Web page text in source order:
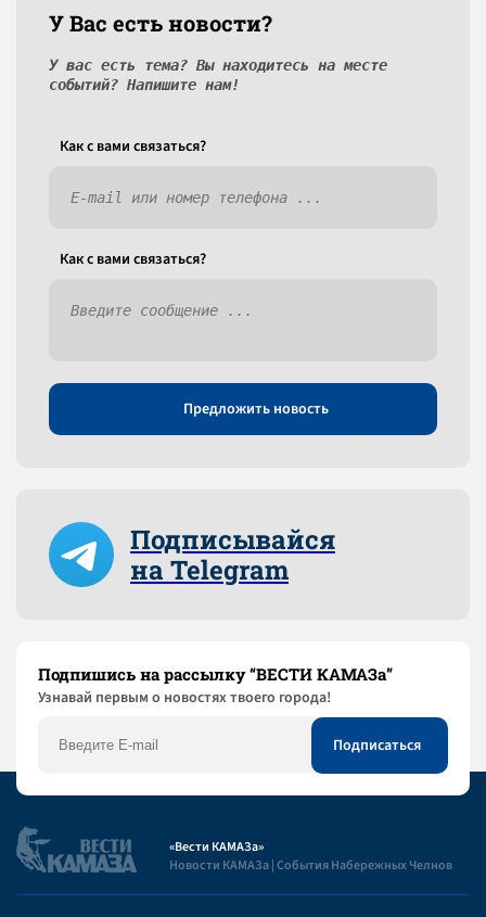
У Вас есть новости?
У вас есть тема? Вы находитесь на месте
событий? Напишите нам!
Как c вами связаться?
Как c вами связаться?
Предложить новость
Подписывайся
на Telegram
Подпишись на рассылку “ВЕСТИ КАМАЗа”
Узнaвай первым о новостях твоего города!
«Вести КАМАЗа»
Новости КАМАЗа | События Набережных Челнов